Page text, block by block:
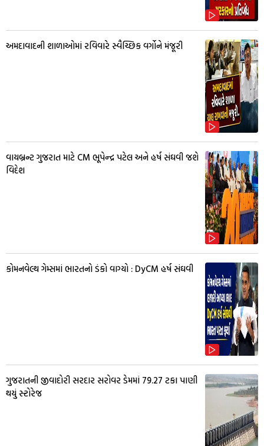
અમદાવાદની શાળાઓમાં રવિવારે સ્વૈચ્છિક વર્ગોને મંજૂરી
વાયબ્રન્ટ ગુજરાત માટે CM ભૂપેન્દ્ર પટેલ અને હર્ષ સંઘવી જશે
વિદેશ
કોમનવેલ્થ ગેમ્સમાં ભારતનો ડંકો વાગ્યો : DyCM હર્ષ સંઘવી
ગુજરાતની જીવાદોરી સરદાર સરોવર ડેમમાં 79.27 ટકા પાણી
થયું સ્ટોરેજ